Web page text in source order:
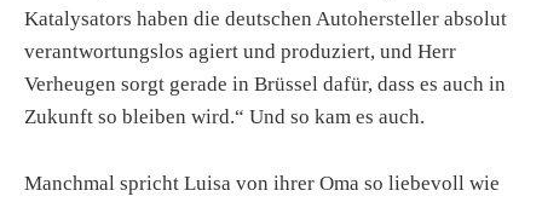
Katalysators haben die deutschen Autohersteller absolut
verantwortungslos agiert und produziert, und Herr
Verheugen sorgt gerade in Brüssel dafür, dass es auch in
Zukunft so bleiben wird.“ Und so kam es auch.
Manchmal spricht Luisa von ihrer Oma so liebevoll wie